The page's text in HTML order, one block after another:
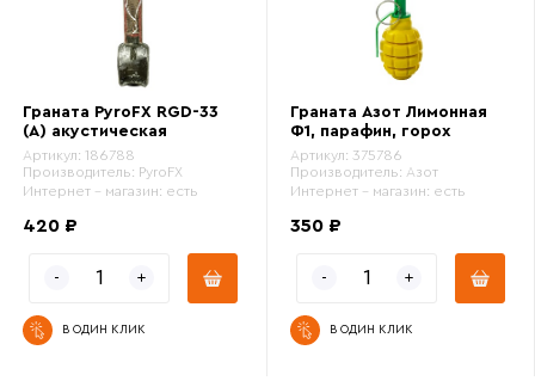
Граната PyroFX RGD-33
(A) акустическая
Артикул: 186788
Производитель: PyroFX
Интернет - магазин: есть
420 ₽
В ОДИН КЛИК
Граната Азот Лимонная
Ф1, парафин, горох
Артикул: 375786
Производитель: Азот
Интернет - магазин: есть
350 ₽
В ОДИН КЛИК